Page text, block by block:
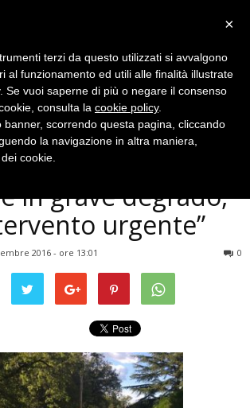
“Via
in grave degrado,
urgente”
2016 - ore 13:01 0
×
terzi da questo utilizzati si avvalgono
al funzionamento ed utili alle finalità illustrate
Se vuoi saperne di più o negare il consenso
consulta la cookie policy.
banner, scorrendo questa pagina, cliccando
la navigazione in altra maniera,
cookie.